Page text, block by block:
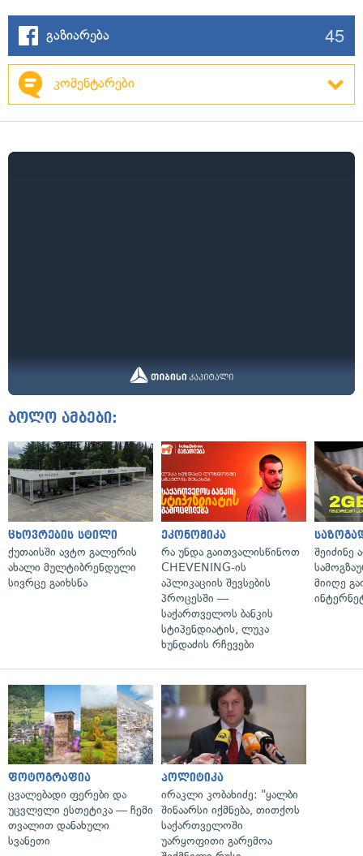
გაზიარება 45
კომენტარები
ბოლო ამბები:
ცხოვრების სტილი
ქუთაისში ავტო გალერის
ახალი მულტიბრენდული
სივრცე გაიხსნა
ეკონომიკა
რა უნდა გაითვალისწინოთ
CHEVENING-ის
აპლიკაციის შევსების
პროცესში —
საქართველოს ბანკის
სტიპენდიატის, ლუკა
ხუნდაძის რჩევები
შეიძინე
მიიღე
ფოტოგრაფია
ცვალებადი ფერები და
უცვლელი ესთეტიკა — ჩემი
თვალით დანახული
სვანეთი
პოლიტიკა
ირაკლი კობახიძე: "ყალბი
შინაარსი იქმნება, თითქოს
საქართველოში
უარყოფითი გარემოა